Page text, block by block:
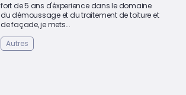
fort de 5 ans d'éxperience dans le domaine
du démoussage et du traitement de toiture et
de façade, je mets...
Autres